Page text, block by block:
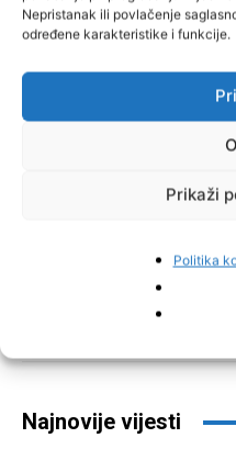
Nepristanak ili povlačenje
određene karakteristike i funkcije.
Prikaži
Politika
Najnovije vijesti